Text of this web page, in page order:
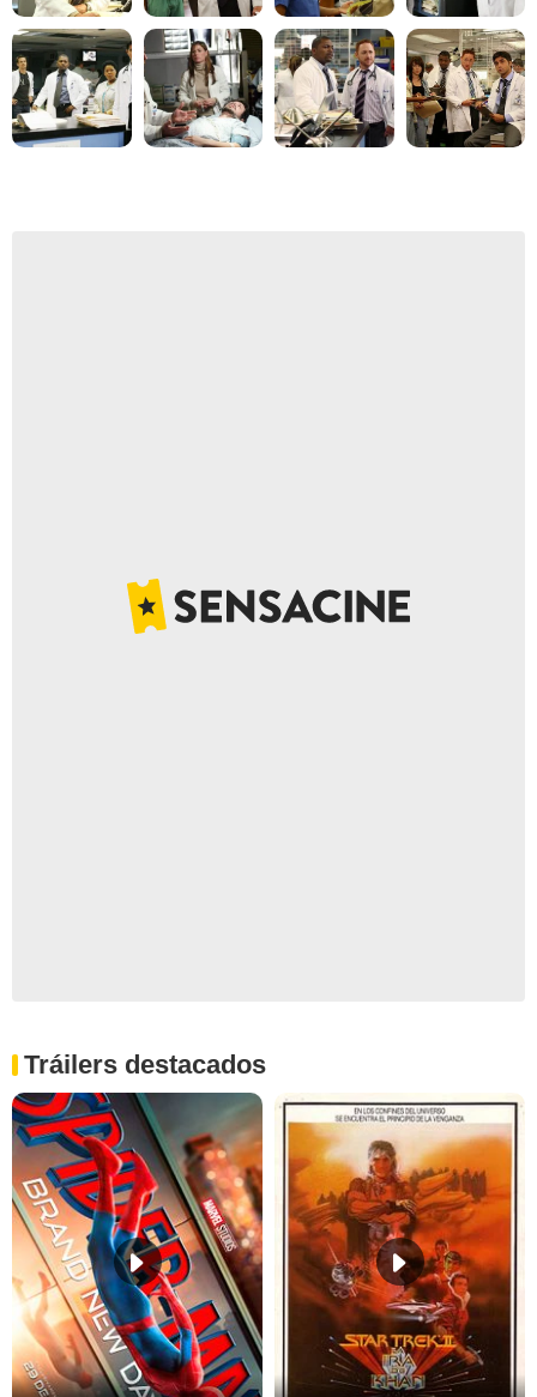
Tráilers destacados